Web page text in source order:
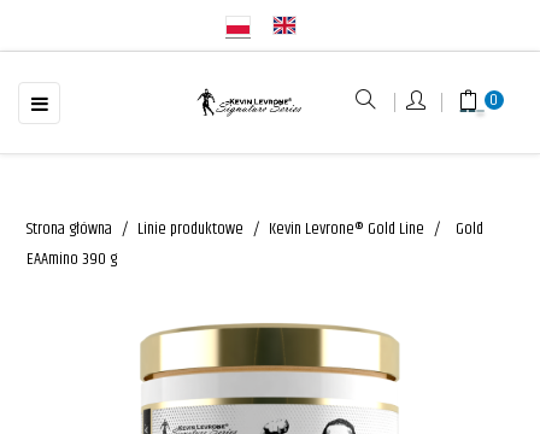
Toggle
navigation
☰ 0
Strona główna Linie produktowe Kevin Levrone® Gold Line
Gold
EAAmino 390 g